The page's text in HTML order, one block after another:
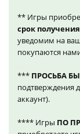
** Игры
срок
уведомим на
покупаются
*** ПРОСЬБА
подтверждения
аккаунт).
**** Игры ПО